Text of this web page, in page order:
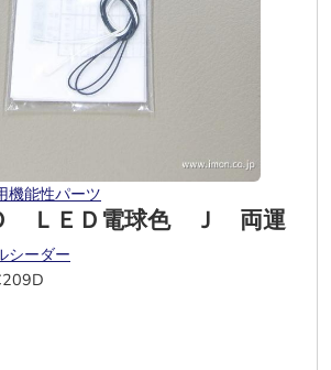
機能性パーツ
ＬＥＤ電球色 Ｊ 両運
シーダー